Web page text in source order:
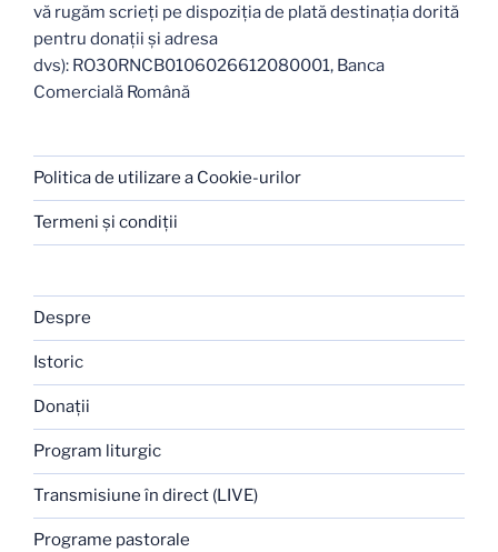
vă rugăm scrieți pe dispoziția de plată destinația dorită
pentru donații și adresa
dvs): RO30RNCB0106026612080001, Banca
Comercială Română
Politica de utilizare a Cookie-urilor
Termeni şi condiţii
Despre
Istoric
Donaţii
Program liturgic
Transmisiune în direct (LIVE)
Programe pastorale